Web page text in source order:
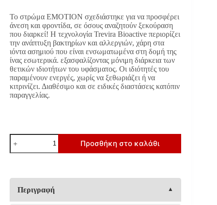
Το στρώμα EMOTION σχεδιάστηκε για να προσφέρει
άνεση και φροντίδα, σε όσους αναζητούν ξεκούραση
που διαρκεί! Η τεχνολογία Trevira Bioactive περιορίζει
την ανάπτυξη βακτηρίων και αλλεργιών, χάρη στα
ιόντα ασημιού που είναι ενσωματωμένα στη δομή της
ίνας εσωτερικά. εξασφαλίζοντας μόνιμη διάρκεια των
θετικών ιδιοτήτων του υφάσματος. Οι ιδιότητές του
παραμένουν ενεργές, χωρίς να ξεθωριάζει ή να
κιτρινίζει. Διαθέσιμο και σε ειδικές διαστάσεις κατόπιν
παραγγελίας.
ΣΤΡΩΜΑ
Fylliana
Emotion
140)
ποσότητα
Προσθήκη στο καλάθι
Περιγραφή